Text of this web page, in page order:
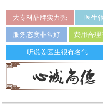
大专科品牌实力强 医生
服务态度非常好 费用合
听说姜医生很有名气